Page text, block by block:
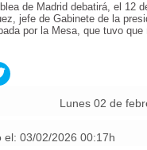
de Madrid debatirá, el 12
jefe de Gabinete de la
por la Mesa, que tuvo
lunes 02 de
el: 03/02/2026 00:17h